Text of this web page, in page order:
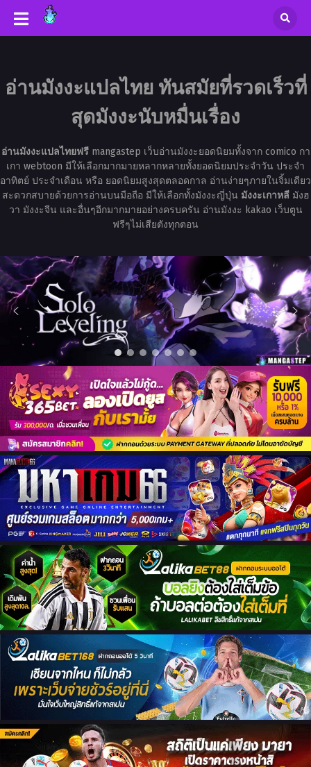
อ่านมังงะแปลไทย ทันสมัยที่รวดเร็วที่
สุดมังงะนับหมื่นเรื่อง
อ่านมังงะแปลไทยฟรีmangastep เว็บอ่านมังงะยอดนิยมทั้งจาก comico กา
เกา webtoon มีให้เลือกมากมายหลากหลายทั้งยอดนิยมประจำวัน ประจำ
อาทิตย์ ประจำเดือน หรือ ยอดนิยมสูงสุดตลอดกาล อ่านง่ายๆภายในจิ้มเดียว
สะดวกสบายด้วยการอ่านบนมือถือ มีให้เลือกทั้งมังงะญี่ปุ่น มังงะเกาหลีมังฮ
วา มังงะจีน และอื่นๆอีกมากมายอย่างครบครัน อ่านมังงะ kakao เว็บตูน
ฟรีๆไม่เสียตังทุกตอน